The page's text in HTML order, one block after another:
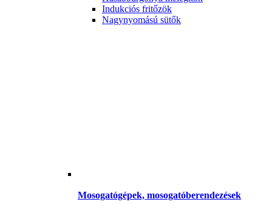
Indukciós fritőzök
Nagynyomású sütők
Mosogatógépek, mosogatóberendezések